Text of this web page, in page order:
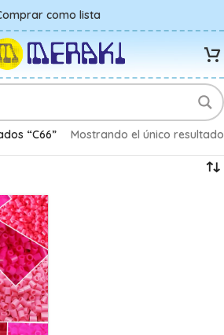
como lista
“C66” Mostrando el único resultado